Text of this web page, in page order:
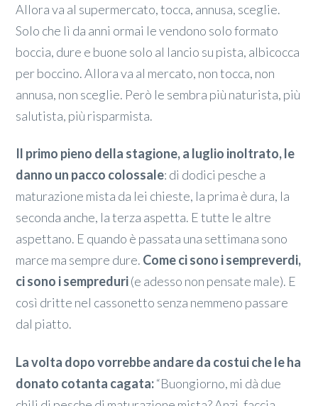
Allora va al supermercato, tocca, annusa, sceglie.
Solo che lì da anni ormai le vendono solo formato
boccia, dure e buone solo al lancio su pista, albicocca
per boccino. Allora va al mercato, non tocca, non
annusa, non sceglie. Però le sembra più naturista, più
salutista, più risparmista.
Il primo pieno della stagione, a luglio inoltrato, le
danno un pacco colossale: di dodici pesche a
maturazione mista da lei chieste, la prima è dura, la
seconda anche, la terza aspetta. E tutte le altre
aspettano. E quando è passata una settimana sono
marce ma sempre dure. Come ci sono i sempreverdi,
ci sono i sempreduri(e adesso non pensate male). E
così dritte nel cassonetto senza nemmeno passare
dal piatto.
La volta dopo vorrebbe andare da costui che le ha
donato cotanta cagata:“Buongiorno, mi dà due